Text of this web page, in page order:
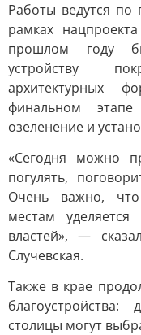
Работы ведутся по
рамках
прошлом году
устройству
архитектурных
финальном
озеленение и
«Сегодня можно
погулять,
Очень важно, что
местам
властей», —
Случевская.
Также в крае
столицы могут